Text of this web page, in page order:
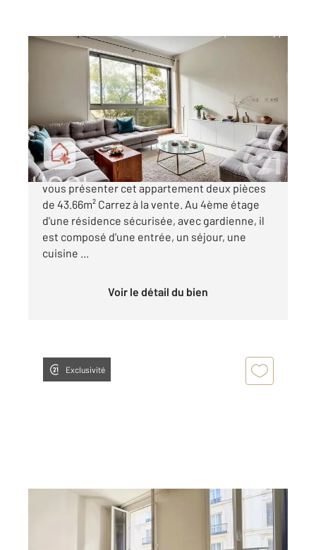
PARIS 75019
, 2 pièces
Ref : 9294
Appartement F2 à vendre
299 000 €
Rue d'Aubervilliers // Nous avons le plaisir de
vous présenter cet appartement deux pièces
de 43.66m² Carrez à la vente. Au 4ème étage
d'une résidence sécurisée, avec gardienne, il
est composé d'une entrée, un séjour, une
cuisine ...
Voir le détail du bien
Exclusivité
PARIS 75009